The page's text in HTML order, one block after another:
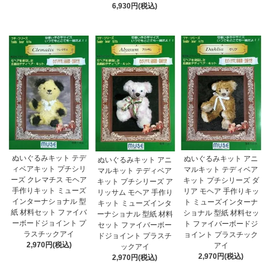
6,930円(税込)
ぬいぐるみキット テデ
ィベアキット プチシリ
ーズ クレマチス モヘア
手作りキット ミューズ
インターナショナル 型
紙 材料セット ファイバ
ーボードジョイント プ
ラスチックアイ
2,970円(税込)
ぬいぐるみキット アニ
マルキット テディベア
キット プチシリーズ ア
リッサム モヘア 手作り
キット ミューズインタ
ーナショナル 型紙 材料
セット ファイバーボー
ドジョイント プラスチ
ックアイ
2,970円(税込)
ぬいぐるみキット アニ
マルキット テディベア
キット プチシリーズ ダ
リア モヘア 手作りキッ
ト ミューズインターナ
ショナル 型紙 材料セッ
ト ファイバーボードジ
ョイント プラスチック
アイ
2,970円(税込)